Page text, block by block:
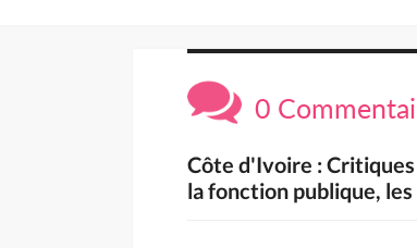
0
Côte d'Ivoire :
la fonction publique,